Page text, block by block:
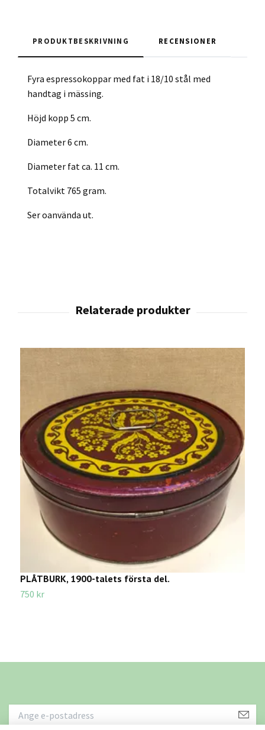
PRODUKTBESKRIVNING RECENSIONER
Fyra espressokoppar med fat i 18/10 stål med
handtag i mässing.
Höjd kopp 5 cm.
Diameter 6 cm.
Diameter fat ca. 11 cm.
Totalvikt 765 gram.
Ser oanvända ut.
PLÅTBURK, 1900-talets första del.
750 kr